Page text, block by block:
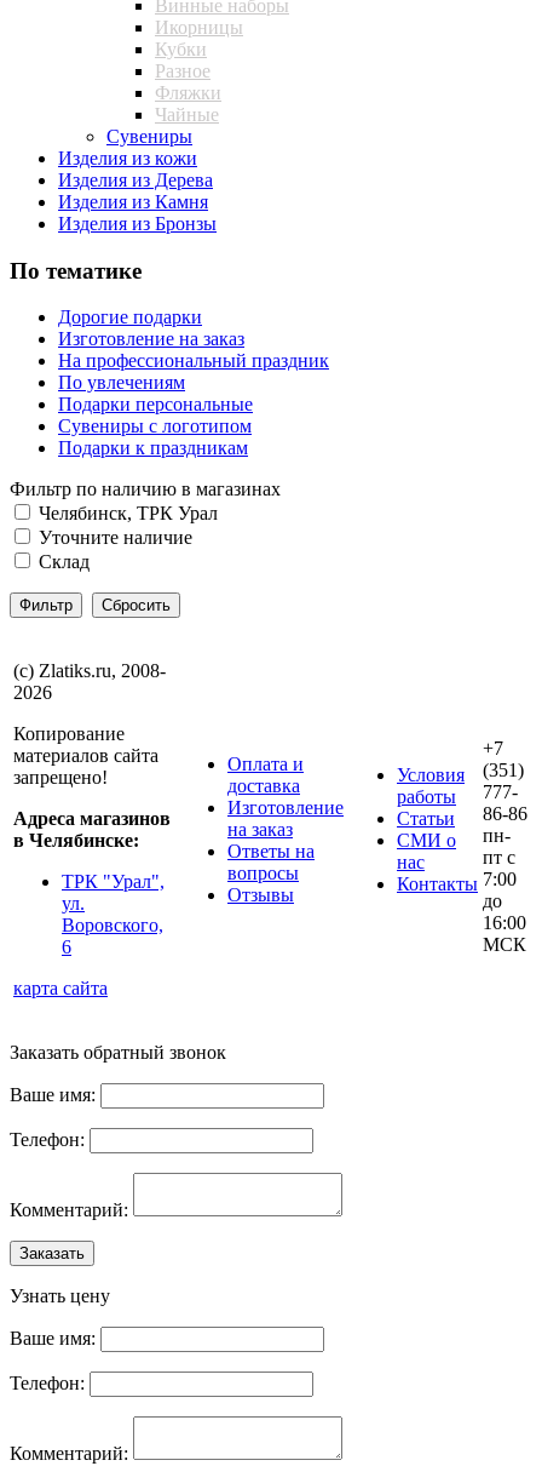
Винные наборы
Икорницы
Кубки
Разное
Фляжки
Чайные
Сувениры
Изделия из кожи
Изделия из Дерева
Изделия из Камня
Изделия из Бронзы
По тематике
Дорогие подарки
Изготовление на заказ
На профессиональный праздник
По увлечениям
Подарки персональные
Сувениры с логотипом
Подарки к праздникам
Фильтр по наличию в магазинах
Челябинск, ТРК Урал
Уточните наличие
Склад
(с) Zlatiks.ru, 2008-
2026
Копирование
материалов сайта
запрещено!
Адреса магазинов
в Челябинске:
ТРК "Урал",
ул.
Воровского,
6
карта сайта
Оплата и
доставка
Изготовление
на заказ
Ответы на
вопросы
Отзывы
Условия
работы
Статьи
СМИ о
нас
Контакты
+7
(351)
777-
86-86
пн-
пт с
7:00
до
16:00
МСК
Заказать обратный звонок
Ваше имя:
Телефон:
Комментарий:
Заказать
Узнать цену
Ваше имя:
Телефон:
Комментарий: